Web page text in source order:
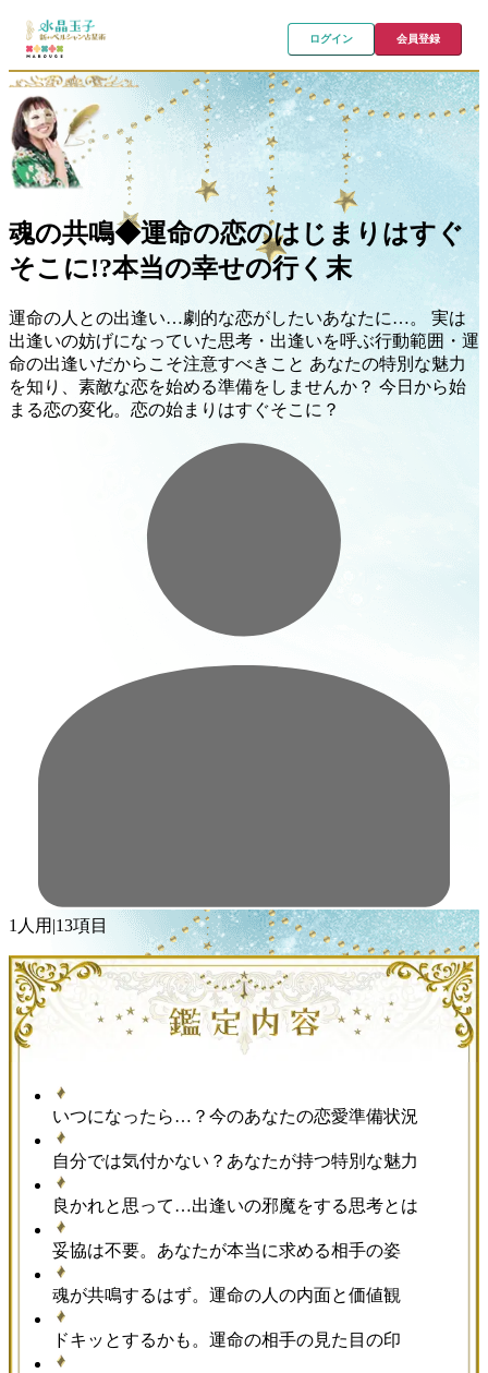
ログイン 会員登録
魂の共鳴◆運命の恋のはじまりはすぐ
そこに!?本当の幸せの行く末
運命の人との出逢い…劇的な恋がしたいあなたに…。 実は
出逢いの妨げになっていた思考・出逢いを呼ぶ行動範囲・運
命の出逢いだからこそ注意すべきこと あなたの特別な魅力
を知り、素敵な恋を始める準備をしませんか？ 今日から始
まる恋の変化。恋の始まりはすぐそこに？
1人用 |13項目
いつになったら…？今のあなたの恋愛準備状況
自分では気付かない？あなたが持つ特別な魅力
良かれと思って…出逢いの邪魔をする思考とは
妥協は不要。あなたが本当に求める相手の姿
魂が共鳴するはず。運命の人の内面と価値観
ドキッとするかも。運命の相手の見た目の印